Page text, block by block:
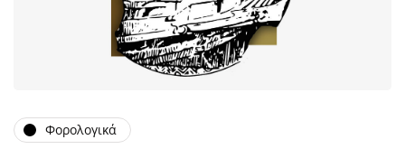
Φορολογικά